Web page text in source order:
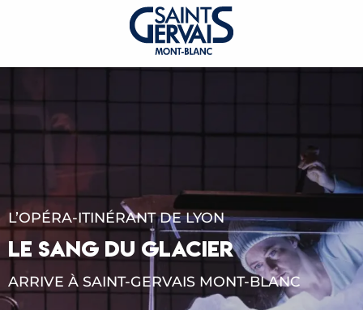
L’OPÉRA-ITINÉRANT DE LYON
LE SANG DU GLACIER
ARRIVE À SAINT-GERVAIS MONT-BLANC